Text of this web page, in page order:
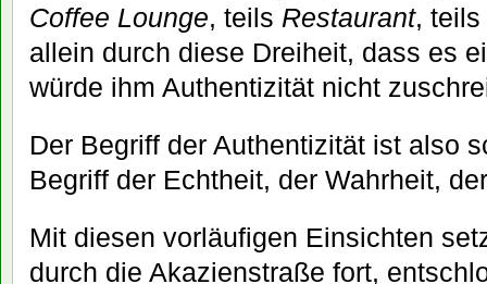
Coffee Lounge, teils Restaurant, teils
allein durch diese Dreiheit, dass es
würde ihm Authentizität nicht
Der Begriff der Authentizität ist also
Begriff der Echtheit, der Wahrheit,
Mit diesen vorläufigen Einsichten
durch die Akazienstraße fort,